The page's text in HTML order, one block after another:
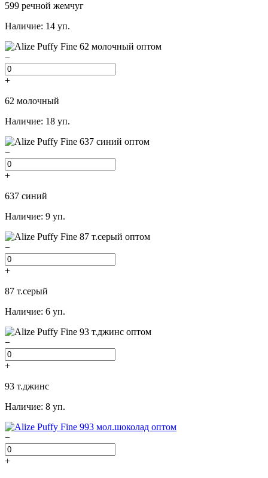
599 речной жемчуг
Наличие: 14 уп.
−
+
62 молочный
Наличие: 18 уп.
−
+
637 синий
Наличие: 9 уп.
−
+
87 т.серый
Наличие: 6 уп.
−
+
93 т.джинс
Наличие: 8 уп.
−
+